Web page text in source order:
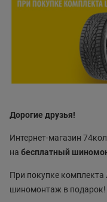
Дорогие друзья!
Интернет-магазин
на бесплатный
При покупке комплекта
шиномонтаж в подарок!